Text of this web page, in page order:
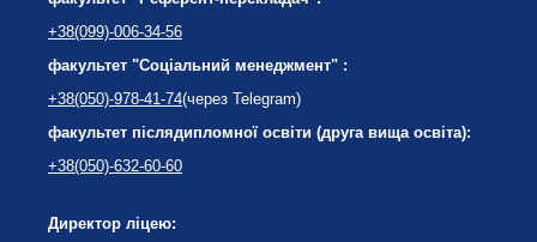
+38(099)-006-34-56
факультет "Соціальний менеджмент" :
+38(050)-978-41-74(через Telegram)
факультет післядипломної освіти (друга вища освіта):
+38(050)-632-60-60
Директор ліцею: